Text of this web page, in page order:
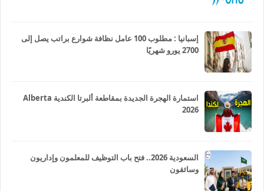
إسبانيا : مطلوب 100 عامل نظافة شوارع براتب يصل إلى
2700 يورو شهريًا
استمارة الهجرة الجديدة بمقاطعة ألبرتا الكندية Alberta
2026
السعودية 2026.. فتح باب التوظيف للمعلمون وإداريون
وسائقون